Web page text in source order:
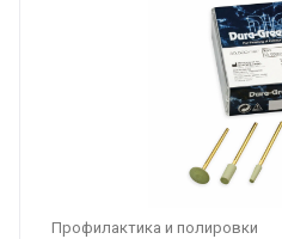
Профилактика и полировки